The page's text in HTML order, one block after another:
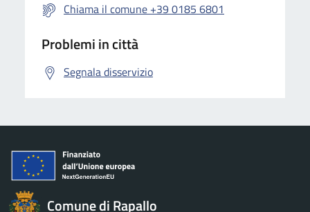
Chiama il comune +39 0185 6801
Problemi in città
Segnala disservizio
Comune di Rapallo